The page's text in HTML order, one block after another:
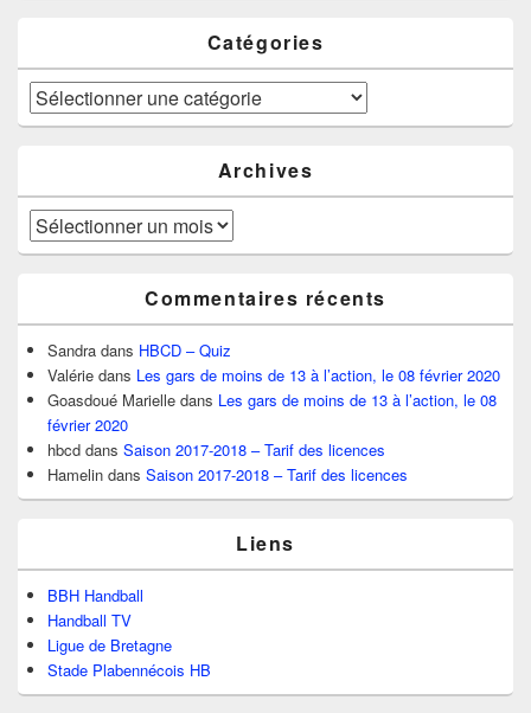
Catégories
Catégories
Archives
Archives
Commentaires récents
Sandra dans HBCD – Quiz
Valérie dans Les gars de moins de 13 à l’action, le 08 février 2020
Goasdoué Marielle dans Les gars de moins de 13 à l’action, le 08
février 2020
hbcd dans Saison 2017-2018 – Tarif des licences
Hamelin dans Saison 2017-2018 – Tarif des licences
Liens
BBH Handball
Handball TV
Ligue de Bretagne
Stade Plabennécois HB